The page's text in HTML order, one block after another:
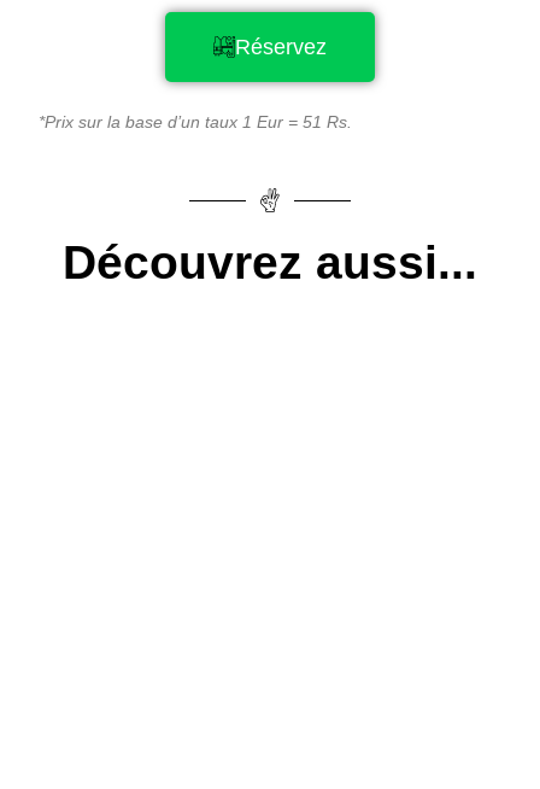
Réservez
*Prix sur la base d’un taux 1 Eur = 51 Rs.
Découvrez aussi...